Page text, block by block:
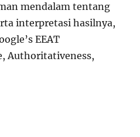
mendalam tentang
interpretasi hasilnya,
EEAT
Authoritativeness,